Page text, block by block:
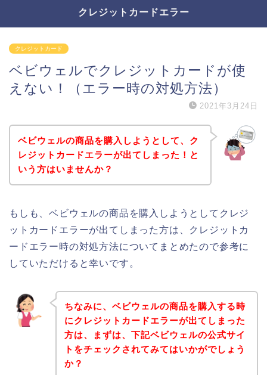
クレジットカードエラー
クレジットカード
ベビウェルでクレジットカードが使
えない！（エラー時の対処方法）
2021年3月24日
ベビウェルの商品を購入しようとして、ク
レジットカードエラーが出てしまった！と
いう方はいませんか？
もしも、ベビウェルの商品を購入しようとしてクレジ
ットカードエラーが出てしまった方は、クレジットカ
ードエラー時の対処方法についてまとめたので参考に
していただけると幸いです。
ちなみに、ベビウェルの商品を購入する時
にクレジットカードエラーが出てしまった
方は、まずは、下記ベビウェルの公式サイ
トをチェックされてみてはいかがでしょう
か？